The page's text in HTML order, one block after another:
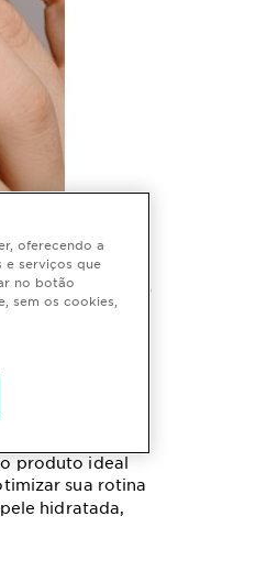
como
produto ideal
sua rotina
hidratada,
oferecendo a
e serviços que
no botão
sem os cookies,